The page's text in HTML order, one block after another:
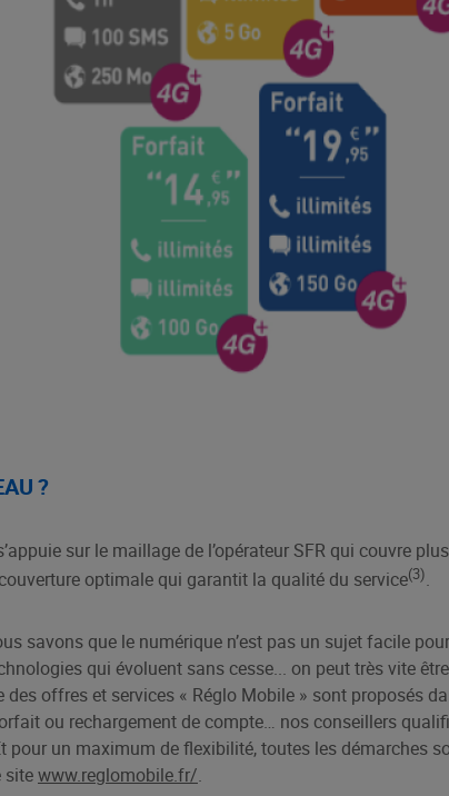
?
sur le maillage de l’opérateur SFR qui couvre
optimale qui garantit la qualité du service(3).
savons que le numérique n’est pas un sujet facile
qui évoluent sans cesse... on peut très vite
des offres et services « Réglo Mobile » sont proposés
ou rechargement de compte… nos conseillers
pour un maximum de flexibilité, toutes les démarches
sitewww.reglomobile.fr/.